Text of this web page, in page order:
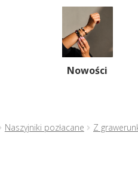
Nowości
Naszyjniki pozłacane Z